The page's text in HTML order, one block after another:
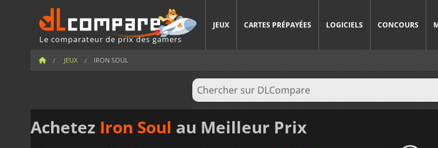
Le comparateur de prix des gamers
JEUX CARTES PRÉPAYÉES LOGICIELS CONCOURS
JEUX IRON SOUL
Achetez Iron Soul au Meilleur Prix